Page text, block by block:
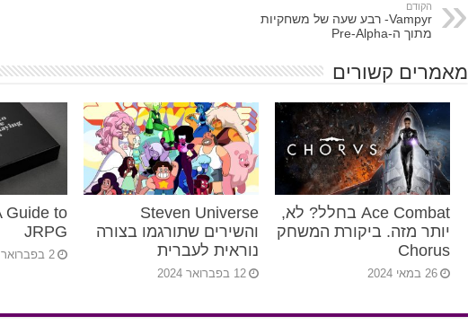
הקודם
Vampyr- רבע שעה של משחקיות
מתוך ה-Pre-Alpha
מאמרים קשורים
Ace Combat בחלל? לא,
יותר מזה. ביקורת המשחק
Chorus
26 במאי 2024
Steven Universe
והשירים שתורגמו בצורה
נוראית לעברית
12 בפברואר 2024
Guide to
JRPG
2 בפברואר 2024